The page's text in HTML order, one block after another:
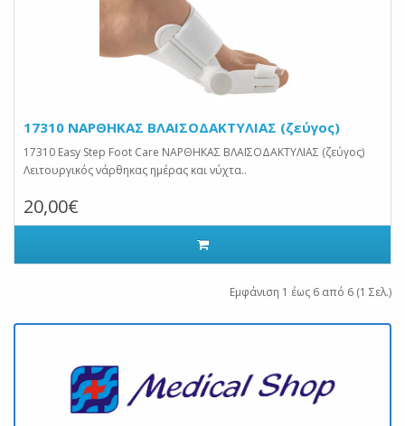
17310 ΝΑΡΘΗΚΑΣ ΒΛΑΙΣΟΔΑΚΤΥΛΙΑΣ (ζεύγος)
17310 Easy Step Foot Care ΝΑΡΘΗΚΑΣ ΒΛΑΙΣΟΔΑΚΤΥΛΙΑΣ (ζεύγος)
Λειτουργικός νάρθηκας ημέρας και νύχτα..
20,00€
Εμφάνιση 1 έως 6 από 6 (1 Σελ.)